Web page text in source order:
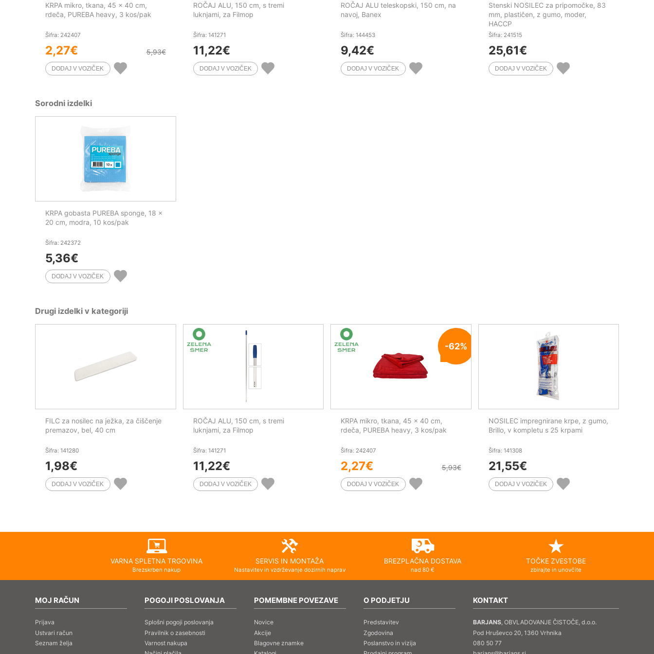
KRPA mikro, tkana, 45 x 40 cm,
rdeča, PUREBA heavy, 3 kos/pak
Šifra: 242407
2,27€ 5,93€
ROČAJ ALU, 150 cm, s tremi
luknjami, za Filmop
Šifra: 141271
11,22€
ROČAJ ALU teleskopski, 150 cm, na
navoj, Banex
Šifra: 144453
9,42€
Stenski NOSILEC za pripomočke, 83
mm, plastičen, z gumo, moder,
HACCP
Šifra: 241515
25,61€
Sorodni izdelki
KRPA gobasta PUREBA sponge, 18 x
20 cm, modra, 10 kos/pak
Šifra: 242372
5,36€
Drugi izdelki v kategoriji
FILC za nosilec na ježka, za čiščenje
premazov, bel, 40 cm
Šifra: 141280
1,98€
ROČAJ ALU, 150 cm, s tremi
luknjami, za Filmop
Šifra: 141271
11,22€
-62%
KRPA mikro, tkana, 45 x 40 cm,
rdeča, PUREBA heavy, 3 kos/pak
Šifra: 242407
2,27€ 5,93€
NOSILEC impregnirane krpe, z gumo,
Brillo, v kompletu s 25 krpami
Šifra: 141308
21,55€
VARNA SPLETNA TRGOVINA
Brezskrben nakup
SERVIS IN MONTAŽA
Nastavitev in vzdrževanje dozirnih naprav
BREZPLAČNA DOSTAVA
nad 80 €
TOČKE ZVESTOBE
zbirajte in unovčite
MOJ RAČUN
Prijava
Ustvari račun
Seznam želja
POGOJI POSLOVANJA
Splošni pogoji poslovanja
Pravilnik o zasebnosti
Varnost nakupa
POMEMBNE POVEZAVE
Novice
Akcije
Blagovne znamke
O PODJETJU
Predstavitev
Zgodovina
Poslanstvo in vizija
KONTAKT
BARJANS, OBVLADOVANJE ČISTOČE, d.o.o.
Pod Hruševco 20, 1360 Vrhnika
080 50 77